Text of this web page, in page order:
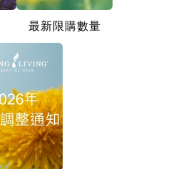
最新限購數量